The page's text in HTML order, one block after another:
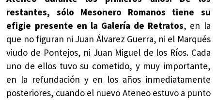
restantes, sólo Mesonero Romanos tiene su
efigie presente en la Galería de Retratos, en la
que no figuran ni Juan Álvarez Guerra, ni el Marqués
viudo de Pontejos, ni Juan Miguel de los Ríos. Cada
uno de ellos tuvo su cometido, y muy importante,
en la refundación y en los años inmediatamente
posteriores, cuando el nuevo Ateneo estuvo a punto